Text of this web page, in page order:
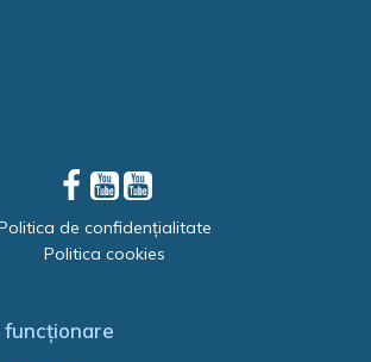
de confidențialitate
Politica cookies